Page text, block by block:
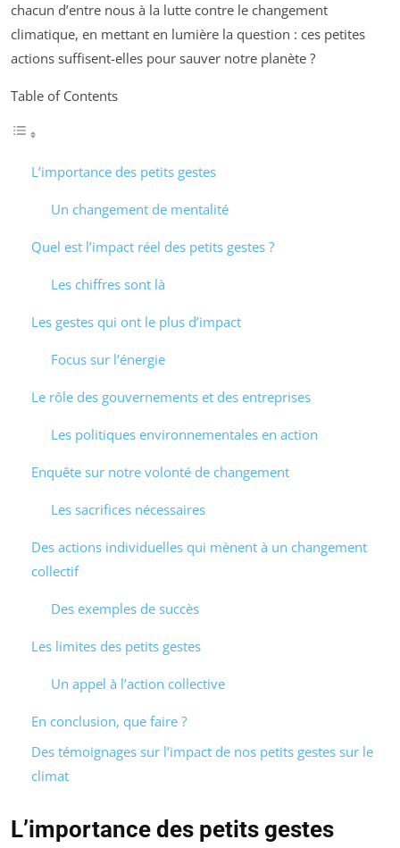
chacun d’entre nous à la lutte contre le changement
climatique, en mettant en lumière la question : ces petites
actions suffisent-elles pour sauver notre planète ?
Table of Contents
L’importance des petits gestes
Un changement de mentalité
Quel est l’impact réel des petits gestes ?
Les chiffres sont là
Les gestes qui ont le plus d’impact
Focus sur l’énergie
Le rôle des gouvernements et des entreprises
Les politiques environnementales en action
Enquête sur notre volonté de changement
Les sacrifices nécessaires
Des actions individuelles qui mènent à un changement
collectif
Des exemples de succès
Les limites des petits gestes
Un appel à l’action collective
En conclusion, que faire ?
Des témoignages sur l’impact de nos petits gestes sur le
climat
L’importance des petits gestes